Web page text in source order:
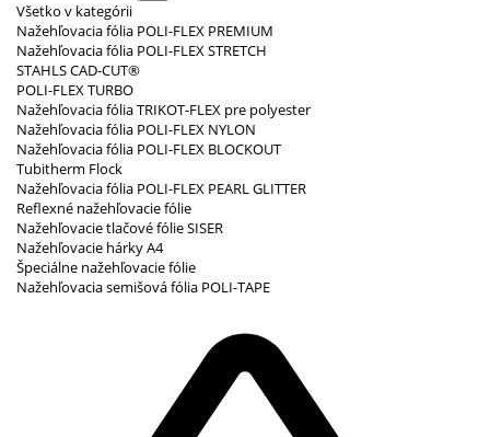
Všetko v kategórii
Nažehľovacia fólia POLI-FLEX PREMIUM
Nažehľovacia fólia POLI-FLEX STRETCH
STAHLS CAD-CUT®
POLI-FLEX TURBO
Nažehľovacia fólia TRIKOT-FLEX pre polyester
Nažehľovacia fólia POLI-FLEX NYLON
Nažehľovacia fólia POLI-FLEX BLOCKOUT
Tubitherm Flock
Nažehľovacia fólia POLI-FLEX PEARL GLITTER
Reflexné nažehľovacie fólie
Nažehľovacie tlačové fólie SISER
Nažehľovacie hárky A4
Špeciálne nažehľovacie fólie
Nažehľovacia semišová fólia POLI-TAPE